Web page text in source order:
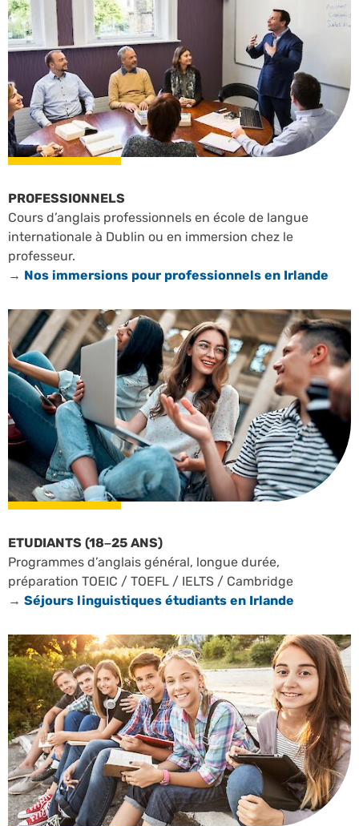
PROFESSIONNELS
Cours d’anglais professionnels en école de langue
internationale à Dublin ou en immersion chez le
professeur.
→ Nos immersions pour professionnels en Irlande
ETUDIANTS (18–25 ANS)
Programmes d’anglais général, longue durée,
préparation TOEIC / TOEFL / IELTS / Cambridge
→ Séjours linguistiques étudiants en Irlande